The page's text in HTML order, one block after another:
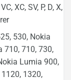
XC, SV, P, D, X,
530, Nokia
710, 710, 730,
Lumia 900,
1320,